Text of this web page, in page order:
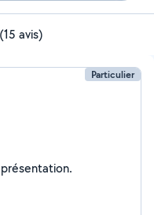
(15 avis)
Particulier
Je n'ai pas encore renseigné ma présentation.